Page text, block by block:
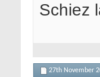
Schiez
27th November